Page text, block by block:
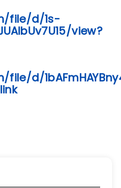
file/d/1s-
view?
d/